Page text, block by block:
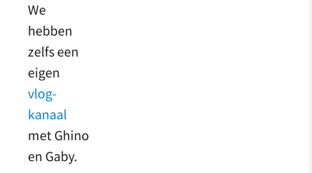
We
hebben
zelfs een
eigen
vlog-
kanaal
met Ghino
en Gaby.